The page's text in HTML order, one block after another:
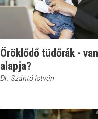
Öröklődő tüdőrák - van
alapja?
Dr. Szántó István